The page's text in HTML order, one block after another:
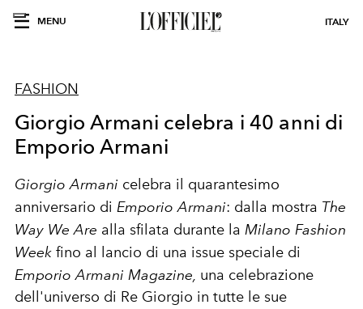
MENU ITALY
FASHION
Giorgio Armani celebra i 40 anni di
Emporio Armani
Giorgio Armani celebra il quarantesimo
anniversario di Emporio Armani: dalla mostra The
Way We Are alla sfilata durante la Milano Fashion
Week fino al lancio di una issue speciale di
Emporio Armani Magazine, una celebrazione
dell'universo di Re Giorgio in tutte le sue